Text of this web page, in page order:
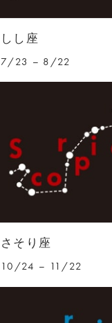
しし座
7/23 – 8/22
さそり座
10/24 – 11/22